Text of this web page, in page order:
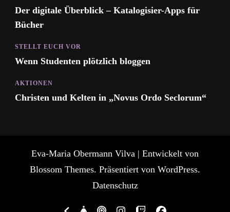
Der digitale Überblick – Katalogisier-Apps für
Bücher
STELLT EUCH VOR
Wenn Studenten plötzlich bloggen
AKTIONEN
Christen und Kelten in „Novus Ordo Seclorum“
Eva-Maria Obermann Vilva | Entwickelt von
Blossom Themes. Präsentiert von WordPress.
Datenschutz